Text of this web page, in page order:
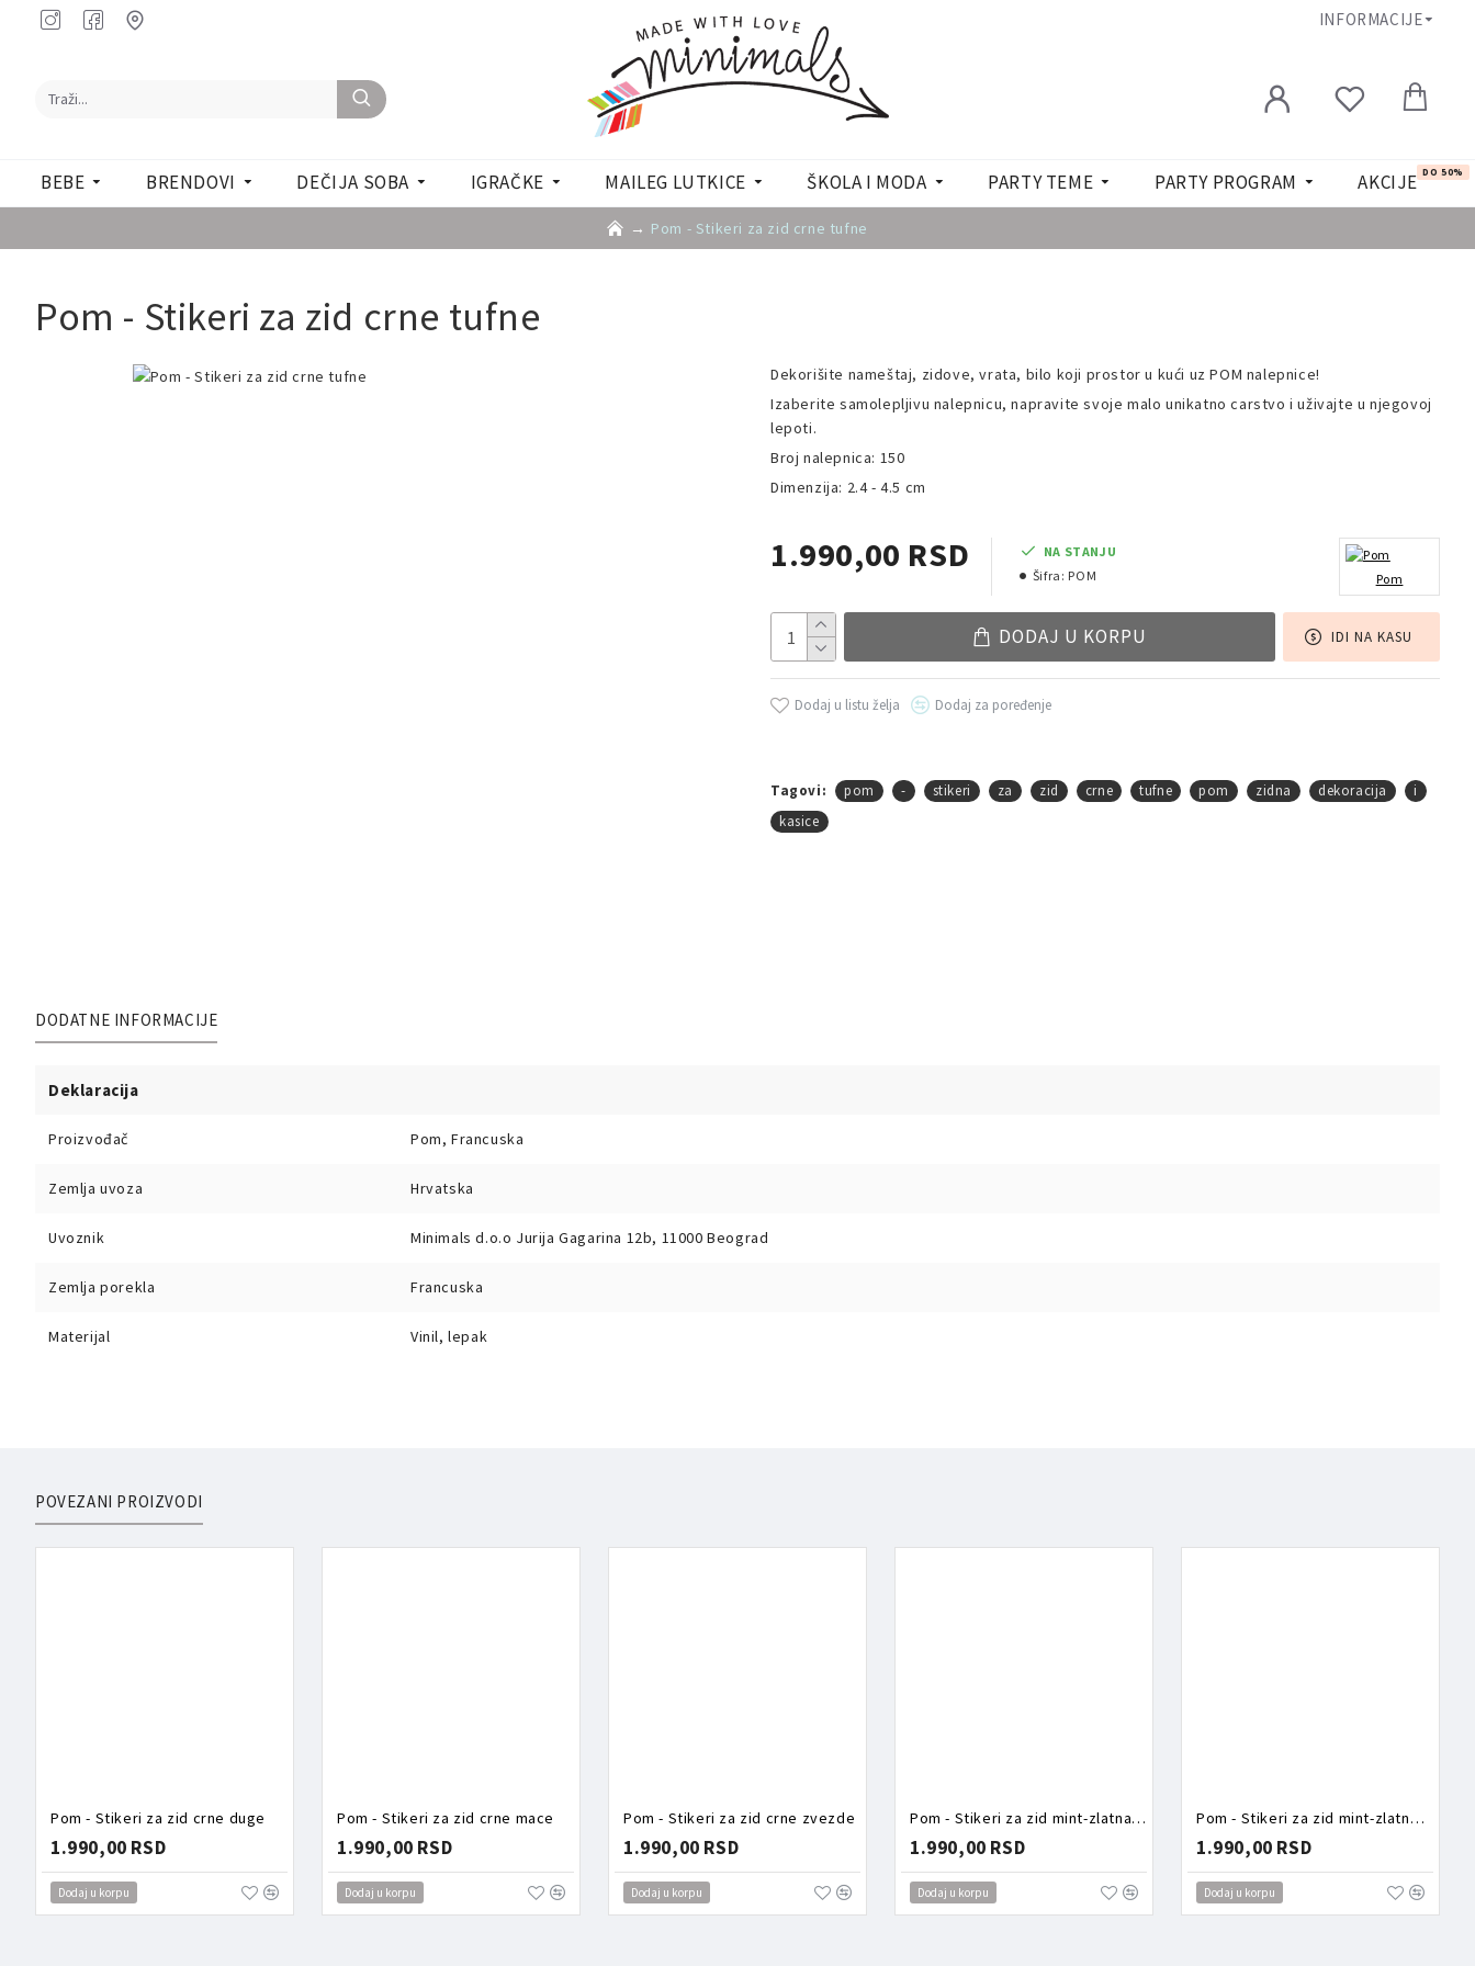
INFORMACIJE
BEBE BRENDOVI DEČIJA SOBA IGRAČKE MAILEG LUTKICE ŠKOLA I MODA PARTY TEME PARTY PROGRAM AKCIJE DO 50%
Pom - Stikeri za zid crne tufne
Pom - Stikeri za zid crne tufne
Dekorišite nameštaj, zidove, vrata, bilo koji prostor u kući uz POM nalepnice!
Izaberite samolepljivu nalepnicu, napravite svoje malo unikatno carstvo i uživajte u njegovoj
lepoti.
Broj nalepnica: 150
Dimenzija: 2.4 - 4.5 cm
1.990,00 RSD
NA STANJU
Šifra: POM Pom
DODAJ U KORPU IDI NA KASU
Dodaj u listu želja Dodaj za poređenje
Tagovi: pom - stikeri za zid crne tufne pom zidna dekoracija
i
kasice
DODATNE INFORMACIJE
Deklaracija
Proizvođač Pom, Francuska
Zemlja uvoza Hrvatska
Uvoznik Minimals d.o.o Jurija Gagarina 12b, 11000 Beograd
Zemlja porekla Francuska
Materijal Vinil, lepak
POVEZANI PROIZVODI
Pom - Stikeri za zid crne duge
1.990,00 RSD
Dodaj u korpu
Pom - Stikeri za zid crne mace
1.990,00 RSD
Dodaj u korpu
Pom - Stikeri za zid crne zvezde
1.990,00 RSD
Dodaj u korpu
Pom - Stikeri za zid mint-zlatna srca
1.990,00 RSD
Dodaj u korpu
Pom - Stikeri za zid mint-zlatne zvezde
1.990,00 RSD
Dodaj u korpu